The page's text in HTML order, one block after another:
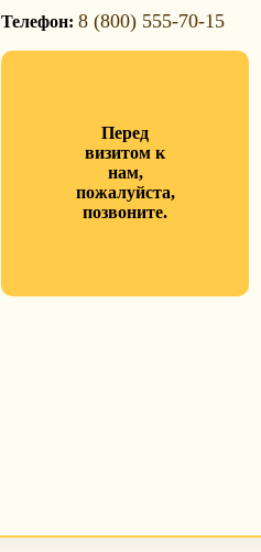
Телефон:8 (800) 555-70-15
Перед
визитом к
нам,
пожалуйста,
позвоните.